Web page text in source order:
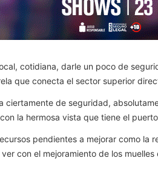
cotidiana, darle un poco de
que conecta el sector superior
ciertamente de seguridad,
la hermosa vista que tiene el
pendientes a mejorar como
con el mejoramiento de los